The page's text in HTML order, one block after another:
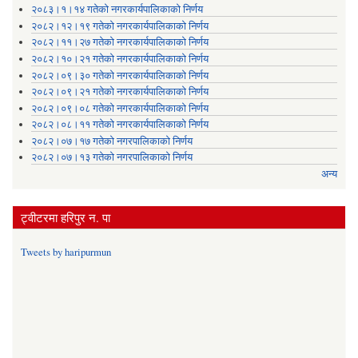
२०८३।१।१४ गतेको नगरकार्यपालिकाको निर्णय
२०८२।१२।१९ गतेको नगरकार्यपालिकाको निर्णय
२०८२।११।२७ गतेको नगरकार्यपालिकाको निर्णय
२०८२।१०।२१ गतेको नगरकार्यपालिकाको निर्णय
२०८२।०९।३० गतेको नगरकार्यपालिकाको निर्णय
२०८२।०९।२१ गतेको नगरकार्यपालिकाको निर्णय
२०८२।०९।०८ गतेको नगरकार्यपालिकाको निर्णय
२०८२।०८।११ गतेको नगरकार्यपालिकाको निर्णय
२०८२।०७।१७ गतेको नगरपालिकाको निर्णय
२०८२।०७।१३ गतेको नगरपालिकाको निर्णय
अन्य
ट्वीटरमा हरिपुर न. पा
Tweets by haripurmun